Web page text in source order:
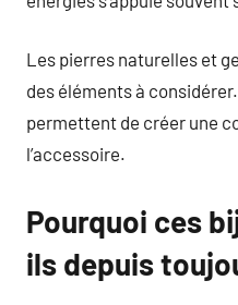
Les pierres naturelles et
des éléments à
permettent de créer une
l’accessoire.
Pourquoi ces
ils depuis